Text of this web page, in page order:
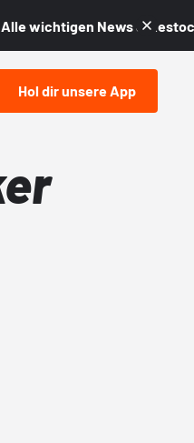
Alle wichtigen News &
Hol dir unsere App